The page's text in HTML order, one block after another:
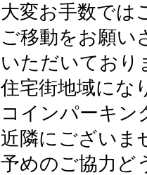
大変お手数では
ご移動をお願い
いただいており
住宅街地域にな
コインパーキン
近隣にございま
予めのご協力ど